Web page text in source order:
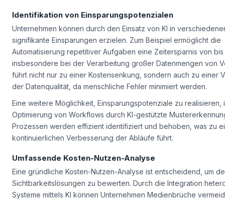
Identifikation von Einsparungspotenzialen
Unternehmen können durch den Einsatz von KI in
signifikante Einsparungen erzielen. Zum Beispiel ermöglicht die
Automatisierung repetitiver Aufgaben eine Zeitersparnis von
insbesondere bei der Verarbeitung großer Datenmengen von
führt nicht nur zu einer Kostensenkung, sondern auch zu einer
der Datenqualität, da menschliche Fehler minimiert werden.
Eine weitere Möglichkeit, Einsparungspotenziale zu realisieren,
Optimierung von Workflows durch KI-gestützte
Prozessen werden effizient identifiziert und behoben, was zu
kontinuierlichen Verbesserung der Abläufe führt.
Umfassende Kosten-Nutzen-Analyse
Eine gründliche Kosten-Nutzen-Analyse ist entscheidend, um
Sichtbarkeitslösungen zu bewerten. Durch die Integration
Systeme mittels KI können Unternehmen Medienbrüche